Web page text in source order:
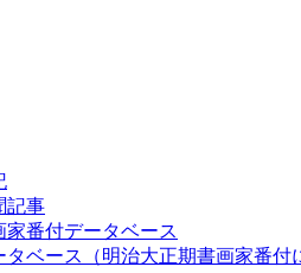
記事
家番付データベース
タベース（明治大正期書画家番付